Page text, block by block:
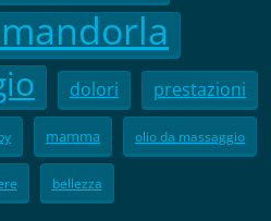
dolori prestazioni
mamma olio da massaggio
bellezza